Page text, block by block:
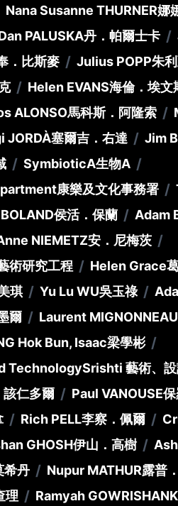
Nana Susanne THURNER娜
PALUSKA丹．帕爾士卡 /
．比斯麥 / Julius POPP朱
/ Helen EVANS海倫．埃文
ALONSO馬科斯．阿隆索 /
JORDÀ塞爾吉．右達 / Jim
/ SymbioticA生物A /
康樂及文化事務署 /
侯活．保蘭 / Adam
NIEMETZ安．尼梅茨 /
術研究工程 / Helen Grace
琪 / Yu Lu WU吳玉祿 /
爾 / Laurent MIGNONNEAU
Hok Bun, Isaac梁學彬 /
TechnologySrishti 藝術、
該仁多爾 / Paul VANOUSE
/ Rich PELL李察．佩爾 /
GHOSH伊山．高樹 /
希丹 / Nupur MATHUR露普
理 / Ramyah